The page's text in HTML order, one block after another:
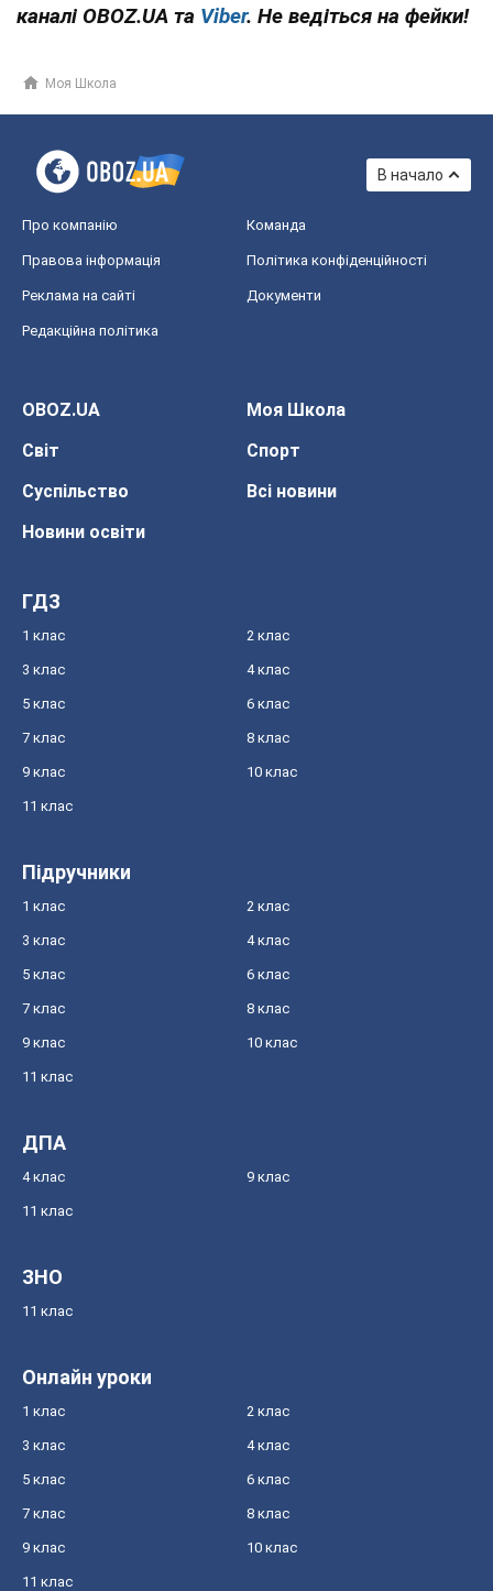
каналі OBOZ.UA та Viber. Не ведіться на фейки!
Моя Школа
В начало
Про компанію Команда
Правова інформація Політика конфіденційності
Реклама на сайті Документи
Редакційна політика
OBOZ.UA
Моя Школа
Світ
Спорт
Суспільство
Всі новини
Новини освіти
ГДЗ
1 клас 2 клас
3 клас 4 клас
5 клас 6 клас
7 клас 8 клас
9 клас 10 клас
11 клас
Підручники
1 клас 2 клас
3 клас 4 клас
5 клас 6 клас
7 клас 8 клас
9 клас 10 клас
11 клас
ДПА
4 клас 9 клас
11 клас
ЗНО
11 клас
Онлайн уроки
1 клас 2 клас
3 клас 4 клас
5 клас 6 клас
7 клас 8 клас
9 клас 10 клас
11 клас